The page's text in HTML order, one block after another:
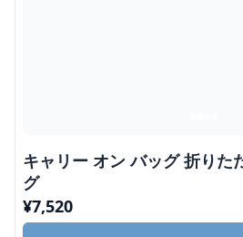
キャリー オン バッグ 折りた
グ
¥7,520